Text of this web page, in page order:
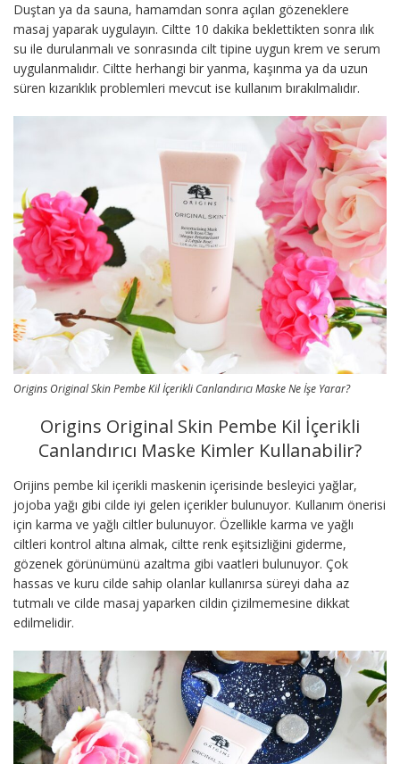
Duştan ya da sauna, hamamdan sonra açılan gözeneklere
masaj yaparak uygulayın. Ciltte 10 dakika beklettikten sonra ılık
su ile durulanmalı ve sonrasında cilt tipine uygun krem ve serum
uygulanmalıdır. Ciltte herhangi bir yanma, kaşınma ya da uzun
süren kızarıklık problemleri mevcut ise kullanım bırakılmalıdır.
Origins Original Skin Pembe Kil İçerikli Canlandırıcı Maske Ne İşe Yarar?
Origins Original Skin Pembe Kil İçerikli
Canlandırıcı Maske Kimler Kullanabilir?
Orijins pembe kil içerikli maskenin içerisinde besleyici yağlar,
jojoba yağı gibi cilde iyi gelen içerikler bulunuyor. Kullanım önerisi
için karma ve yağlı ciltler bulunuyor. Özellikle karma ve yağlı
ciltleri kontrol altına almak, ciltte renk eşitsizliğini giderme,
gözenek görünümünü azaltma gibi vaatleri bulunuyor. Çok
hassas ve kuru cilde sahip olanlar kullanırsa süreyi daha az
tutmalı ve cilde masaj yaparken cildin çizilmemesine dikkat
edilmelidir.